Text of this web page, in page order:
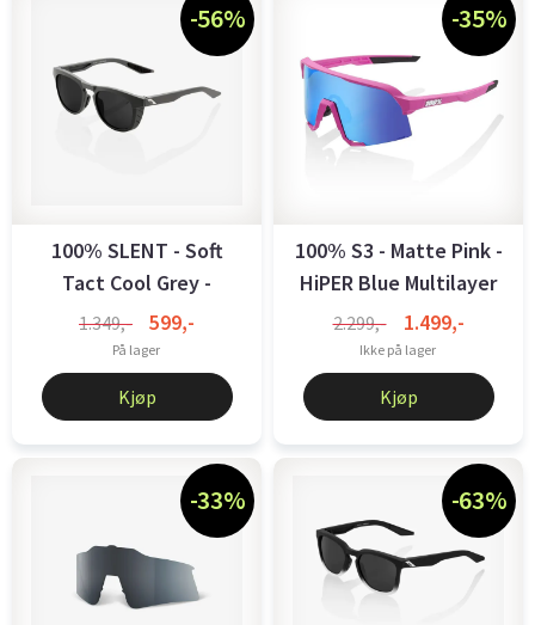
-56%
100% SLENT - Soft
Tact Cool Grey -
Smoke Lens
1.349,- 599,-
På lager
Kjøp
-35%
100% S3 - Matte Pink -
HiPER Blue Multilayer
...
2.299,- 1.499,-
Ikke på lager
Kjøp
-33% -63%